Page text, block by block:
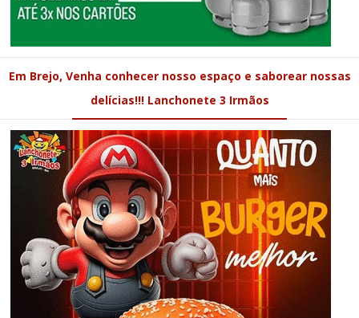
Em Brejo, Venha conhecer nosso espaço e saborear nossas
delícias!!! Lanchonete 3 Irmãos